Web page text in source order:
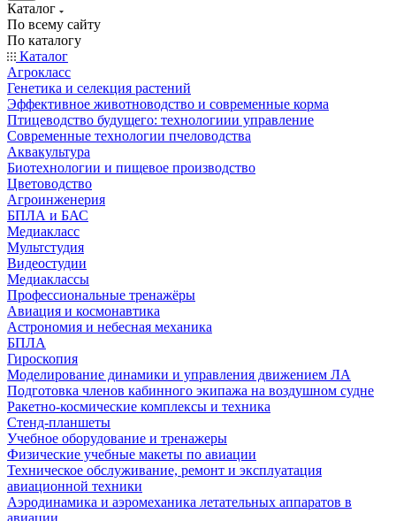
Каталог
По всему сайту
По каталогу
Каталог
Агрокласс
Генетика и селекция растений
Эффективное животноводство и современные корма
Птицеводство будущего: технологиии управление
Современные технологии пчеловодства
Аквакультура
Биотехнологии и пищевое производство
Цветоводство
Агроинженерия
БПЛА и БАС
Медиакласс
Мультстудия
Видеостудии
Медиаклассы
Профессиональные тренажёры
Авиация и космонавтика
Астрономия и небесная механика
БПЛА
Гироскопия
Моделирование динамики и управления движением ЛА
Подготовка членов кабинного экипажа на воздушном судне
Ракетно-космические комплексы и техника
Стенд-планшеты
Учебное оборудование и тренажеры
Физические учебные макеты по авиации
Техническое обслуживание, ремонт и эксплуатация
авиационной техники
Аэродинамика и аэромеханика летательных аппаратов в
авиации